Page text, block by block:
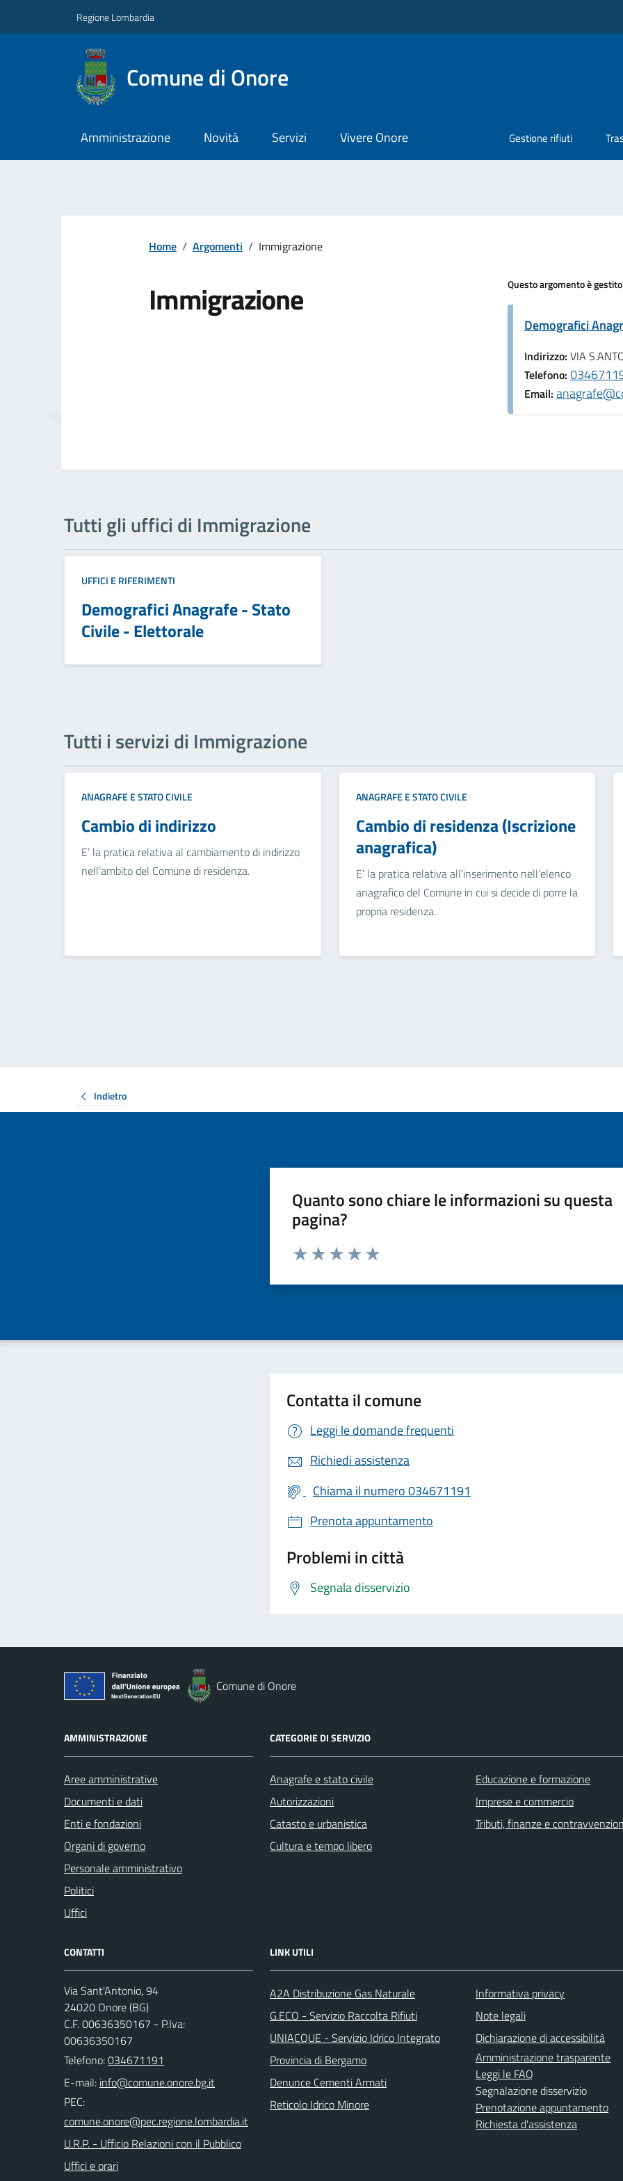
Regione Lombardia
Comune di Onore
Amministrazione Novità Servizi Vivere Onore Gestione rifiuti
Home / Argomenti / Immigrazione
Immigrazione Questo argomento è
Demografici
Indirizzo: VIA
Telefono:
Email:
Tutti gli uffici di Immigrazione
UFFICI E RIFERIMENTI
Demografici Anagrafe - Stato
Civile - Elettorale
Tutti i servizi di Immigrazione
ANAGRAFE E STATO CIVILE
Cambio di indirizzo
E’ la pratica relativa al cambiamento di indirizzo
nell’ambito del Comune di residenza.
ANAGRAFE E STATO CIVILE
Cambio di residenza (Iscrizione
anagrafica)
E’ la pratica relativa all’inserimento nell’elenco
anagrafico del Comune in cui si decide di porre la
propria residenza.
Indietro
Quanto sono chiare le informazioni su questa
pagina?
Valuta da 1 a 5 stelle la pagina
Contatta il comune
Leggi le domande frequenti
Richiedi assistenza
Chiama il numero 034671191
Prenota appuntamento
Problemi in città
Segnala disservizio
Comune di Onore
AMMINISTRAZIONE
Aree amministrative
Documenti e dati
Enti e fondazioni
Organi di governo
Personale amministrativo
Politici
Uffici
CATEGORIE DI SERVIZIO
Anagrafe e stato civile
Autorizzazioni
Catasto e urbanistica
Cultura e tempo libero
Educazione e formazione
Imprese e commercio
Tributi, finanze e
CONTATTI
Via Sant'Antonio, 94
24020 Onore (BG)
C.F. 00636350167 - P.Iva:
00636350167
Telefono:034671191
E-mail:
PEC:
U.R.P. - Ufficio Relazioni con il Pubblico
Uffici e orari
LINK UTILI
A2A Distribuzione Gas Naturale
G.ECO - Servizio Raccolta Rifiuti
UNIACQUE - Servizio Idrico Integrato
Provincia di Bergamo
Denunce Cementi Armati
Reticolo Idrico Minore
Informativa privacy
Note legali
Dichiarazione di accessibilità
Amministrazione trasparente
Leggi le FAQ
Segnalazione disservizio
Prenotazione appuntamento
Richiesta d'assistenza